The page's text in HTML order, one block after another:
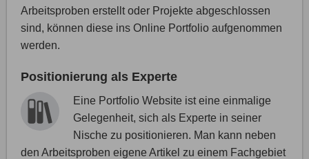
Arbeitsproben erstellt oder Projekte abgeschlossen
sind, können diese ins Online Portfolio aufgenommen
werden.
Positionierung als Experte
Eine Portfolio Website ist eine einmalige
Gelegenheit, sich als Experte in seiner
Nische zu positionieren. Man kann neben
den Arbeitsproben eigene Artikel zu einem Fachgebiet